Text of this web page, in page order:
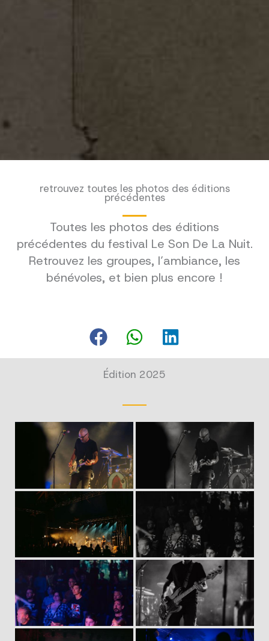
retrouvez toutes les photos des éditions
précédentes
Toutes les photos des éditions
précédentes du festival Le Son De La Nuit.
Retrouvez les groupes, l’ambiance, les
bénévoles, et bien plus encore !
Édition 2025